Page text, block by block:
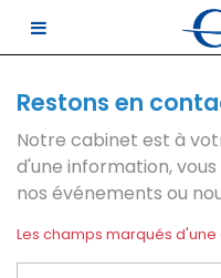
Notre cabinet
Notre histoire
Nos bureaux
Nos expertises
Comptabilité et
Actualités
Restons en
Notre cabinet est à
d'une information,
nos événements ou
Les champs marqués